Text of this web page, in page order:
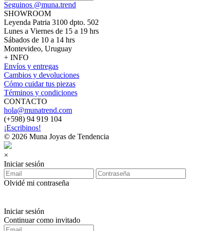
Seguinos @muna.trend
SHOWROOM
Leyenda Patria 3100 dpto. 502
Lunes a Viernes de 15 a 19 hrs
Sábados de 10 a 14 hrs
Montevideo, Uruguay
+ INFO
Envíos y entregas
Cambios y devoluciones
Cómo cuidar tus piezas
Términos y condiciones
CONTACTO
hola@munatrend.com
(+598) 94 919 104
¡Escribinos!
© 2026 Muna Joyas de Tendencia
×
Iniciar sesión
Olvidé mi contraseña
Iniciar sesión
Continuar como invitado